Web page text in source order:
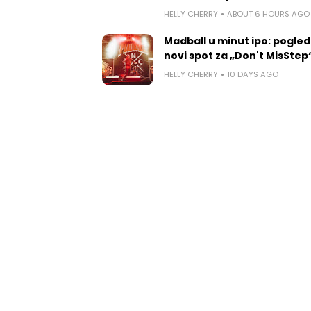
HELLY CHERRY ABOUT 6 HOURS AGO
Madball u minut ipo:
novi spot za „Don't
HELLY CHERRY 10 DAYS AGO